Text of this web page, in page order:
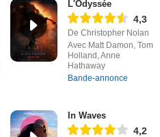
L'Odyssée
4,3
De Christopher Nolan
Avec Matt Damon, Tom
Holland, Anne
Hathaway
Bande-annonce
In Waves
4,2